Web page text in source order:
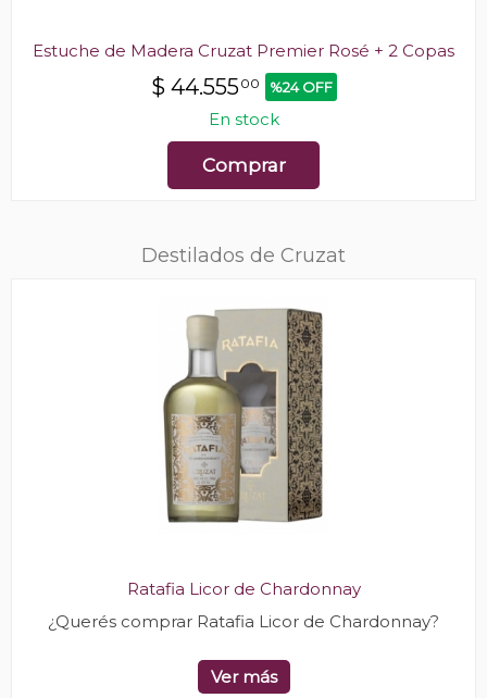
Estuche de Madera Cruzat Premier Rosé + 2 Copas
$ 44.55500 %24 OFF
En stock
Comprar
Destilados de Cruzat
Ratafia Licor de Chardonnay
¿Querés comprar Ratafia Licor de Chardonnay?
Ver más